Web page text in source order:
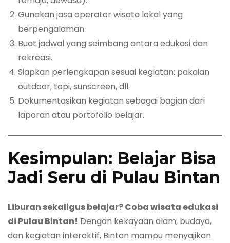
Gunakan jasa operator wisata lokal yang
berpengalaman.
Buat jadwal yang seimbang antara edukasi dan
rekreasi.
Siapkan perlengkapan sesuai kegiatan: pakaian
outdoor, topi, sunscreen, dll.
Dokumentasikan kegiatan sebagai bagian dari
laporan atau portofolio belajar.
Kesimpulan: Belajar Bisa
Jadi Seru di Pulau Bintan
Liburan sekaligus belajar? Coba wisata edukasi
di Pulau Bintan! Dengan kekayaan alam, budaya,
dan kegiatan interaktif, Bintan mampu menyajikan